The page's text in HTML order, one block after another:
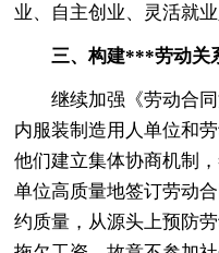
业、自主创业、灵活就
三、构建***劳动关系
继续加强《劳动合同
内服装制造用人单位和
他们建立集体协商机制
单位高质量地签订劳动
约质量，从源头上预防